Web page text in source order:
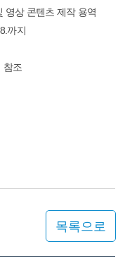
영상 콘텐츠 제작 용역
까지
참조
목록으로